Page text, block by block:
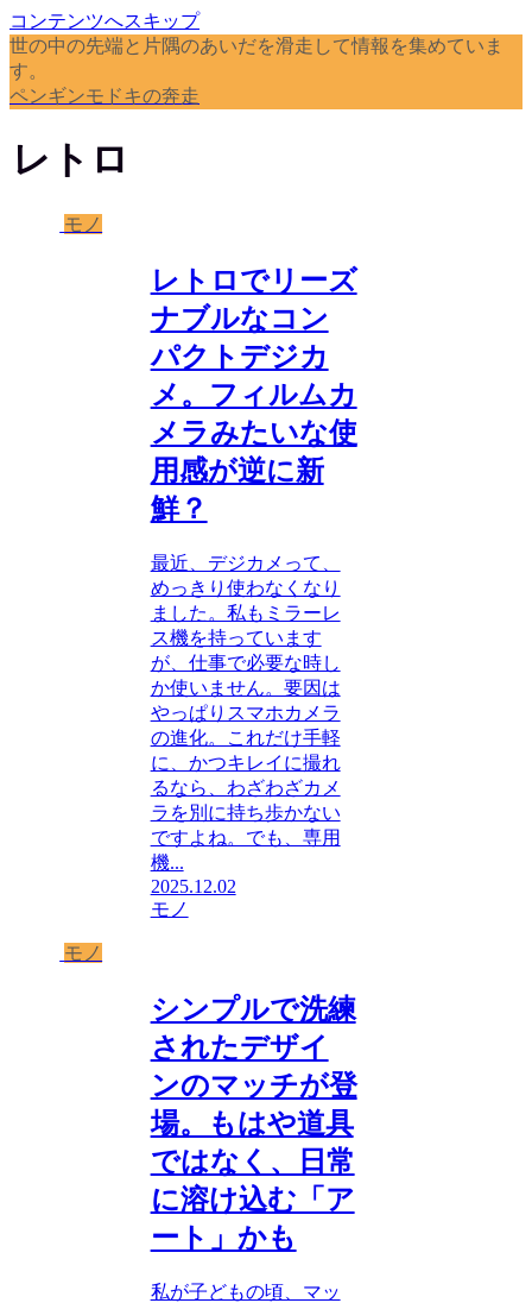
コンテンツへスキップ
世の中の先端と片隅のあいだを滑走して情報を集めていま
す。
ペンギンモドキの奔走
レトロ
モノ
レトロでリーズ
ナブルなコン
パクトデジカ
メ。フィルムカ
メラみたいな使
用感が逆に新
鮮？
最近、デジカメって、
めっきり使わなくなり
ました。私もミラーレ
ス機を持っています
が、仕事で必要な時し
か使いません。要因は
やっぱりスマホカメラ
の進化。これだけ手軽
に、かつキレイに撮れ
るなら、わざわざカメ
ラを別に持ち歩かない
ですよね。でも、専用
機...
2025.12.02
モノ
モノ
シンプルで洗練
されたデザイ
ンのマッチが登
場。もはや道具
ではなく、日常
に溶け込む「ア
ート」かも
私が子どもの頃、マッ